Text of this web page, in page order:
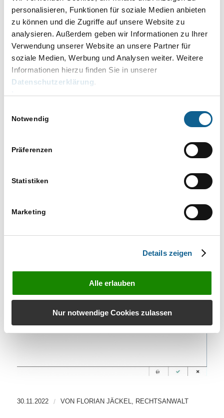
personalisieren, Funktionen für soziale Medien anbieten
zu können und die Zugriffe auf unsere Website zu
analysieren. Außerdem geben wir Informationen zu Ihrer
Verwendung unserer Website an unsere Partner für
soziale Medien, Werbung und Analysen weiter. Weitere
Informationen hierzu finden Sie in unserer
Datenschutzerklärung.
Impressum
Notwendig
Präferenzen
Statistiken
Marketing
Details zeigen
Alle erlauben
Nur notwendige Cookies zulassen
ImEingabekontrollfenster
Standardmäßig wird nach Fristablauf sortiert, es kann
30.11.2022 / VON FLORIAN JÄCKEL, RECHTSANWALT